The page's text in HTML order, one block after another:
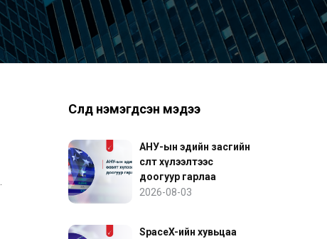
Сүүлд нэмэгдсэн мэдээ
АНУ-ын эдийн засгийн
өсөлт хүлээлтээс
доогуур гарлаа
2026-08-03
SpaceX-ийн хувьцаа